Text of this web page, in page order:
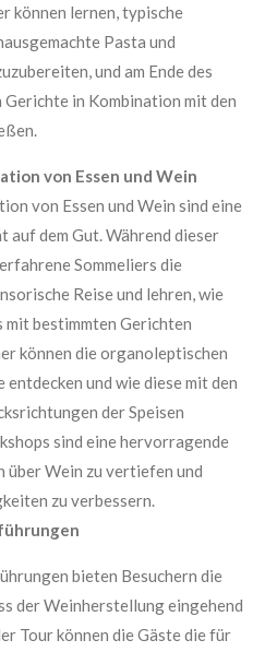
können lernen, typische
Pasta und
und am Ende des
in Kombination mit den
von Essen und Wein
von Essen und Wein sind eine
dem Gut. Während dieser
Sommeliers die
Reise und lehren, wie
mit bestimmten Gerichten
können die organoleptischen
und wie diese mit den
der Speisen
sind eine hervorragende
über Wein zu vertiefen und
zu verbessern.
bieten Besuchern die
der Weinherstellung eingehend
Tour können die Gäste die für